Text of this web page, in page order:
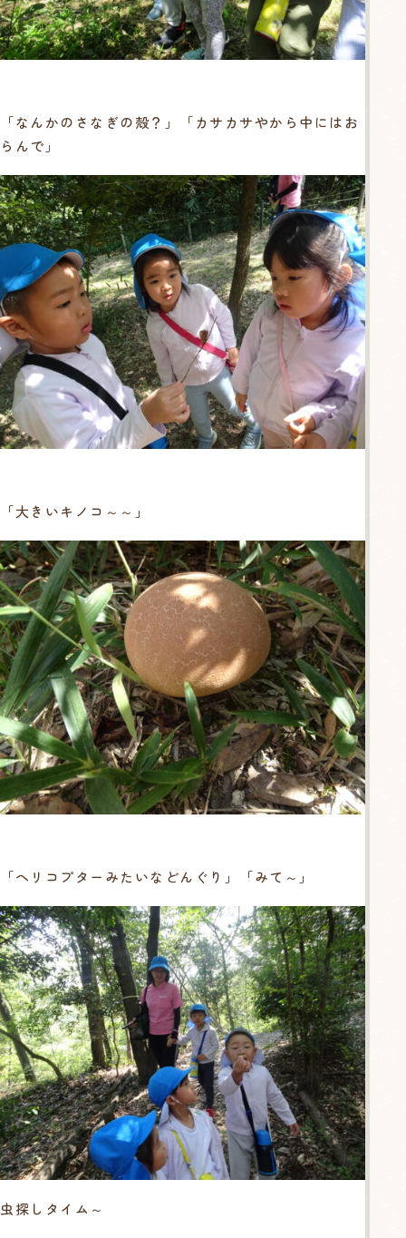
「なんかのさなぎの殻？」「カサカサやから中にはお
らんで」
「大きいキノコ～～」
「ヘリコプターみたいなどんぐり」「みて～」
虫探しタイム～